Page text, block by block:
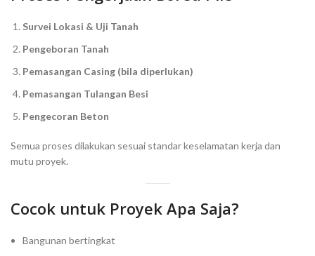
Survei Lokasi & Uji Tanah
Pengeboran Tanah
Pemasangan Casing (bila diperlukan)
Pemasangan Tulangan Besi
Pengecoran Beton
Semua proses dilakukan sesuai standar keselamatan kerja dan
mutu proyek.
Cocok untuk Proyek Apa Saja?
Bangunan bertingkat